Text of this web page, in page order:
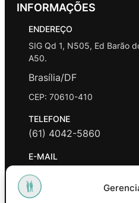
INFORMAÇÕES
ENDEREÇO
SIG Qd 1, N505, Ed Barão
A50.
Brasília/DF
CEP: 70610-410
TELEFONE
(61) 4042-5860
E-MAIL
contato@promasters.net.br
HORÁRIO DE